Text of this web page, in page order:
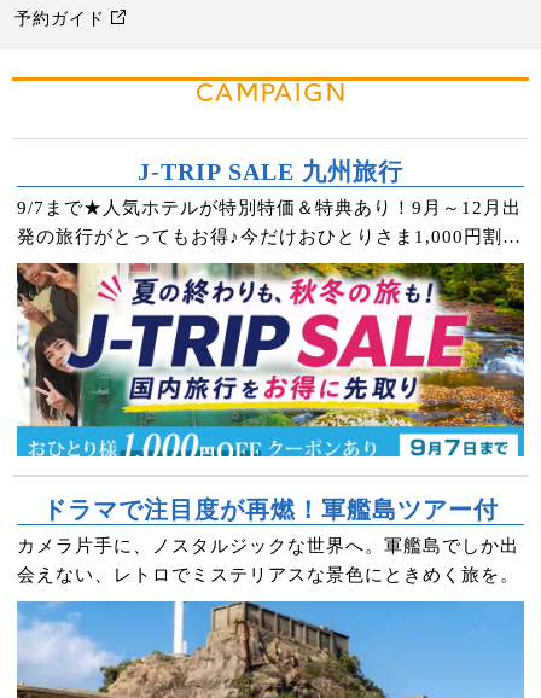
予約ガイド
CAMPAIGN
J-TRIP SALE 九州旅行
9/7まで★人気ホテルが特別特価＆特典あり！9月～12月出
発の旅行がとってもお得♪今だけおひとりさま1,000円割引
クーポンもプレゼント！
ドラマで注目度が再燃！軍艦島ツアー付
カメラ片手に、ノスタルジックな世界へ。軍艦島でしか出
会えない、レトロでミステリアスな景色にときめく旅を。